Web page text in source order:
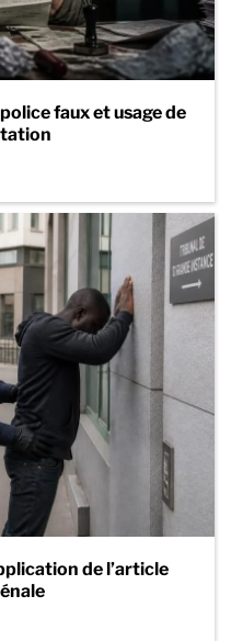
faux et usage de
de l’article